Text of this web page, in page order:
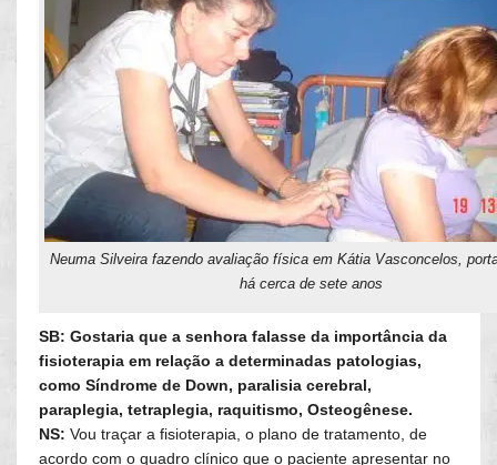
Neuma Silveira fazendo avaliação física em Kátia Vasconcelos,
há cerca de sete anos
SB: Gostaria que a senhora falasse da importância da
fisioterapia em relação a determinadas patologias,
como Síndrome de Down, paralisia cerebral,
paraplegia, tetraplegia, raquitismo, Osteogênese.
NS: Vou traçar a fisioterapia, o plano de tratamento, de
acordo com o quadro clínico que o paciente apresentar no